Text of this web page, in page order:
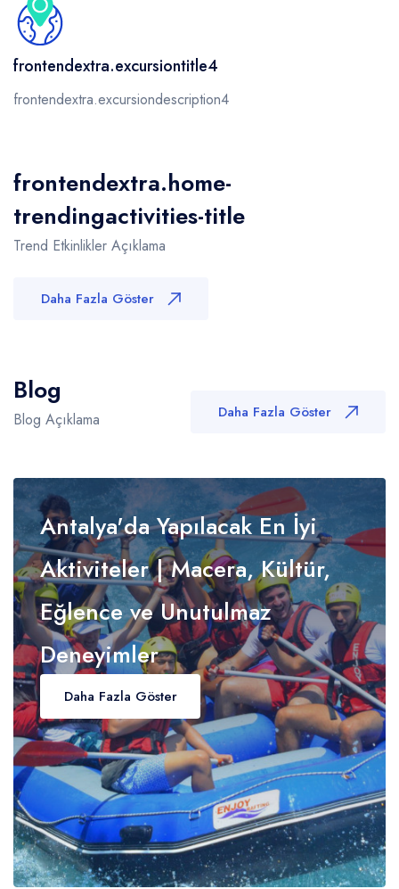
frontendextra.excursiontitle4
frontendextra.excursiondescription4
frontendextra.home-
trendingactivities-title
Trend Etkinlikler Açıklama
Daha Fazla Göster
Blog
Blog Açıklama Daha Fazla Göster
Antalya'da Yapılacak En İyi
Aktiviteler | Macera, Kültür,
Eğlence ve Unutulmaz
Deneyimler
Daha Fazla Göster